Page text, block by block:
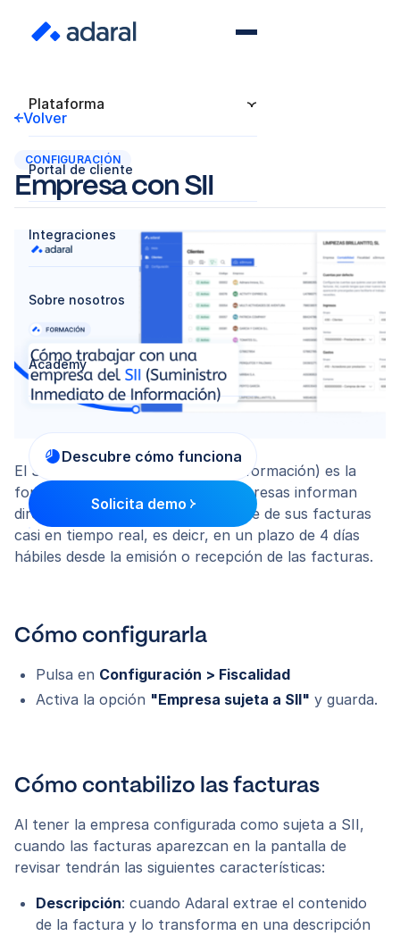
Plataforma
Portal de cliente
Integraciones
Sobre nosotros
Academy
Descubre cómo funciona
Solicita demo
Volver
Empresa con SII
CONFIGURACIÓN
El SII (Suministro Inmediato de Información) es la
forma en la que determinadas empresas informan
directamente a Hacienda del detalle de sus facturas
casi en tiempo real, es deicr, en un plazo de 4 días
hábiles desde la emisión o recepción de las facturas.
Cómo configurarla
Pulsa en Configuración > Fiscalidad
Activa la opción "Empresa sujeta a SII" y guarda.
Cómo contabilizo las facturas
Al tener la empresa configurada como sujeta a SII,
cuando las facturas aparezcan en la pantalla de
revisar tendrán las siguientes características:
Descripción: cuando Adaral extrae el contenido
de la factura y lo transforma en una descripción